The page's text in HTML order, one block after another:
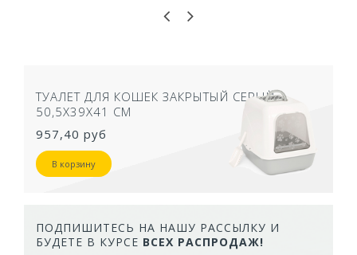
ТУАЛЕТ ДЛЯ КОШЕК ЗАКРЫТЫЙ СЕРЫЙ
50,5Х39Х41 СМ
957,40 руб
В корзину
ПОДПИШИТЕСЬ НА НАШУ РАССЫЛКУ И
БУДЕТЕ В КУРСЕ ВСЕХ РАСПРОДАЖ!